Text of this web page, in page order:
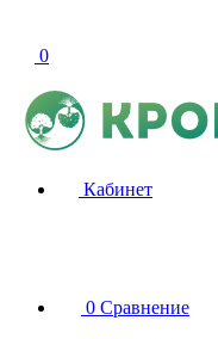
0
Кабинет
0 Сравнение